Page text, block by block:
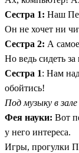
Сестра 1: Наш
Он не хочет ни
Сестра 2: А
Но ведь сидеть
Сестра 1: Нам
обойтись!
Под музыку в
Фея науки: Вот
у него интереса.
Игры, прогулки